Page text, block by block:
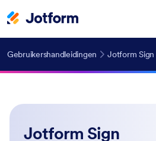
Gebruikershandleidingen Jotform Sign
Jotform Sign